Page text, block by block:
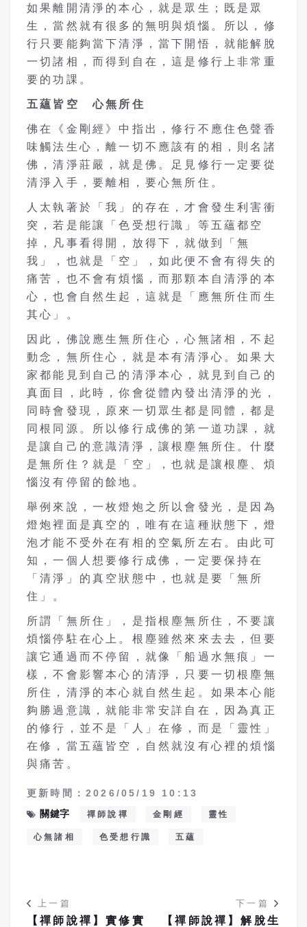
如果離開清淨的本心，就是眾生；既是眾
生，當然就有很多的無明與煩惱。所以，修
行只要能夠當下清淨，當下開悟，就能解脫
一切諸相，而得到自在，這是修行上非常重
要的功課。
五蘊皆空 心無所住
佛在《金剛經》中指出，修行不應住色聲香
味觸法生心，離一切不應該有的相，則名諸
佛，清淨莊嚴，就是佛。足見修行一定要從
清淨入手，要離相，要心無所住。
人太執著於「我」的存在，才會發生利害衝
突，若是能讓「色受想行識」等五蘊都空
掉，凡事看得開，放得下，就做到「無
我」，也就是「空」，如此便不會有得失的
痛苦，也不會有煩惱，而那顆本自清淨的本
心，也會自然生起，這就是「應無所住而生
其心」。
因此，佛說應生無所住心，心無諸相，不起
動念，無所住心，就是本有清淨心。如果大
家都能見到自己的清淨本心，就見到自己的
真面目，此時，你會從體內發出清淨的光，
同時會發現，原來一切眾生都是同體，都是
同根同源。所以修行成佛的第一道功課，就
是讓自己的意識清淨，讓根塵無所住。什麼
是無所住？就是「空」，也就是讓根塵、煩
惱沒有停留的餘地。
舉例來說，一枚燈炮之所以會發光，是因為
燈炮裡面是真空的，唯有在這種狀態下，燈
泡才能不受外在有相的空氣所左右。由此可
知，一個人想要修行成佛，一定要保持在
「清淨」的真空狀態中，也就是要「無所
住」。
所謂「無所住」，是指根塵無所住，不要讓
煩惱停駐在心上。根塵雖然來來去去，但要
讓它通過而不停留，就像「船過水無痕」一
樣，不會影響本心的清淨，只要一切根塵無
所住，清淨的本心就自然生起。如果本心能
夠勝過意識，就能非常安詳自在，因為真正
的修行，並不是「人」在修，而是「靈性」
在修，當五蘊皆空，自然就沒有心裡的煩惱
與痛苦。
更新時間：2026/05/19 10:13
關鍵字
禪師說禪 金剛經 靈性
心無諸相 色受想行識 五蘊
上一篇
【禪師說禪】實修實
下一篇
【禪師說禪】解脫生